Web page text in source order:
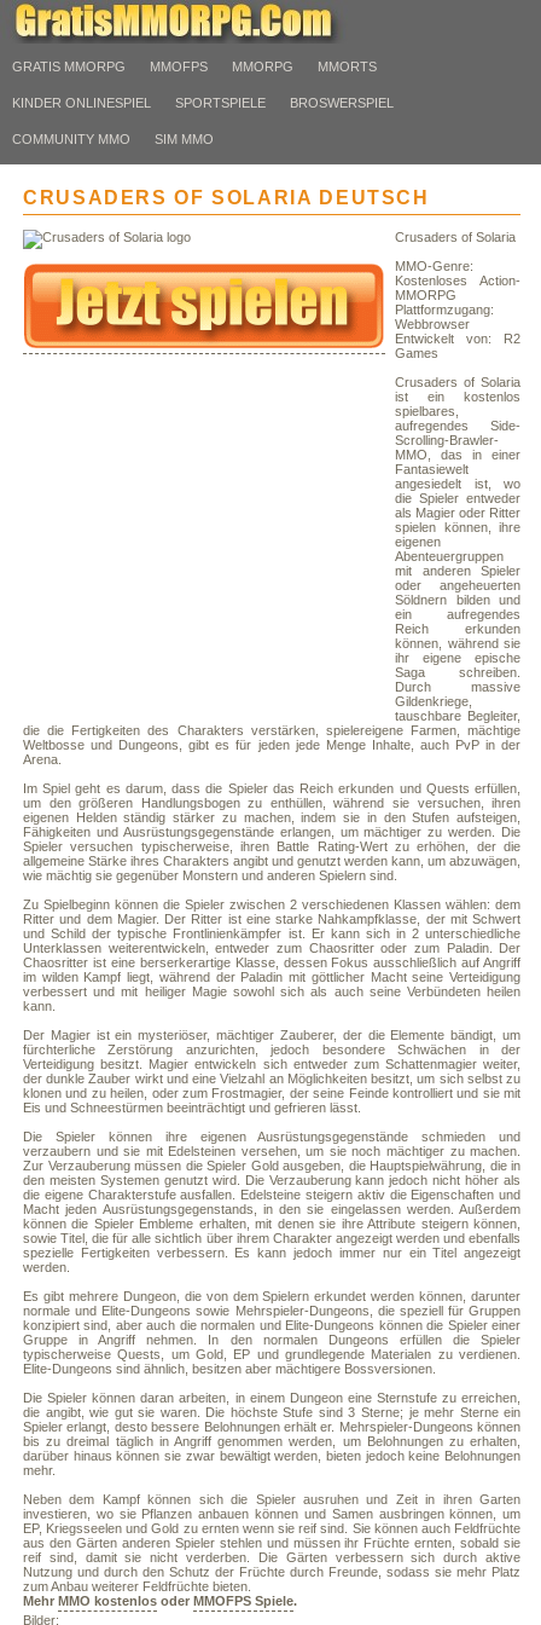
GRATIS MMORPG MMOFPS MMORPG MMORTS
KINDER ONLINESPIEL SPORTSPIELE BROSWERSPIEL
COMMUNITY MMO SIM MMO
CRUSADERS OF SOLARIA DEUTSCH
Crusaders of Solaria
MMO-Genre:
Kostenloses Action-
MMORPG
Plattformzugang:
Webbrowser
Entwickelt von: R2
Games
Crusaders of Solaria
ist ein kostenlos
spielbares,
aufregendes Side-
Scrolling-Brawler-
MMO, das in einer
Fantasiewelt
angesiedelt ist, wo
die Spieler entweder
als Magier oder Ritter
spielen können, ihre
eigenen
Abenteuergruppen
mit anderen Spieler
oder angeheuerten
Söldnern bilden und
ein aufregendes
Reich erkunden
können, während sie
ihr eigene epische
Saga schreiben.
Durch massive
Gildenkriege,
tauschbare Begleiter,
die die Fertigkeiten des Charakters verstärken, spielereigene Farmen, mächtige
Weltbosse und Dungeons, gibt es für jeden jede Menge Inhalte, auch PvP in der
Arena.
Im Spiel geht es darum, dass die Spieler das Reich erkunden und Quests erfüllen,
um den größeren Handlungsbogen zu enthüllen, während sie versuchen, ihren
eigenen Helden ständig stärker zu machen, indem sie in den Stufen aufsteigen,
Fähigkeiten und Ausrüstungsgegenstände erlangen, um mächtiger zu werden. Die
Spieler versuchen typischerweise, ihren Battle Rating-Wert zu erhöhen, der die
allgemeine Stärke ihres Charakters angibt und genutzt werden kann, um abzuwägen,
wie mächtig sie gegenüber Monstern und anderen Spielern sind.
Zu Spielbeginn können die Spieler zwischen 2 verschiedenen Klassen wählen: dem
Ritter und dem Magier. Der Ritter ist eine starke Nahkampfklasse, der mit Schwert
und Schild der typische Frontlinienkämpfer ist. Er kann sich in 2 unterschiedliche
Unterklassen weiterentwickeln, entweder zum Chaosritter oder zum Paladin. Der
Chaosritter ist eine berserkerartige Klasse, dessen Fokus ausschließlich auf Angriff
im wilden Kampf liegt, während der Paladin mit göttlicher Macht seine Verteidigung
verbessert und mit heiliger Magie sowohl sich als auch seine Verbündeten heilen
kann.
Der Magier ist ein mysteriöser, mächtiger Zauberer, der die Elemente bändigt, um
fürchterliche Zerstörung anzurichten, jedoch besondere Schwächen in der
Verteidigung besitzt. Magier entwickeln sich entweder zum Schattenmagier weiter,
der dunkle Zauber wirkt und eine Vielzahl an Möglichkeiten besitzt, um sich selbst zu
klonen und zu heilen, oder zum Frostmagier, der seine Feinde kontrolliert und sie mit
Eis und Schneestürmen beeinträchtigt und gefrieren lässt.
Die Spieler können ihre eigenen Ausrüstungsgegenstände schmieden und
verzaubern und sie mit Edelsteinen versehen, um sie noch mächtiger zu machen.
Zur Verzauberung müssen die Spieler Gold ausgeben, die Hauptspielwährung, die in
den meisten Systemen genutzt wird. Die Verzauberung kann jedoch nicht höher als
die eigene Charakterstufe ausfallen. Edelsteine steigern aktiv die Eigenschaften und
Macht jeden Ausrüstungsgegenstands, in den sie eingelassen werden. Außerdem
können die Spieler Embleme erhalten, mit denen sie ihre Attribute steigern können,
sowie Titel, die für alle sichtlich über ihrem Charakter angezeigt werden und ebenfalls
spezielle Fertigkeiten verbessern. Es kann jedoch immer nur ein Titel angezeigt
werden.
Es gibt mehrere Dungeon, die von dem Spielern erkundet werden können, darunter
normale und Elite-Dungeons sowie Mehrspieler-Dungeons, die speziell für Gruppen
konzipiert sind, aber auch die normalen und Elite-Dungeons können die Spieler einer
Gruppe in Angriff nehmen. In den normalen Dungeons erfüllen die Spieler
typischerweise Quests, um Gold, EP und grundlegende Materialen zu verdienen.
Elite-Dungeons sind ähnlich, besitzen aber mächtigere Bossversionen.
Die Spieler können daran arbeiten, in einem Dungeon eine Sternstufe zu erreichen,
die angibt, wie gut sie waren. Die höchste Stufe sind 3 Sterne; je mehr Sterne ein
Spieler erlangt, desto bessere Belohnungen erhält er. Mehrspieler-Dungeons können
bis zu dreimal täglich in Angriff genommen werden, um Belohnungen zu erhalten,
darüber hinaus können sie zwar bewältigt werden, bieten jedoch keine Belohnungen
mehr.
Neben dem Kampf können sich die Spieler ausruhen und Zeit in ihren Garten
investieren, wo sie Pflanzen anbauen können und Samen ausbringen können, um
EP, Kriegsseelen und Gold zu ernten wenn sie reif sind. Sie können auch Feldfrüchte
aus den Gärten anderen Spieler stehlen und müssen ihr Früchte ernten, sobald sie
reif sind, damit sie nicht verderben. Die Gärten verbessern sich durch aktive
Nutzung und durch den Schutz der Früchte durch Freunde, sodass sie mehr Platz
zum Anbau weiterer Feldfrüchte bieten.
Mehr MMO kostenlos oder MMOFPS Spiele.
Bilder: